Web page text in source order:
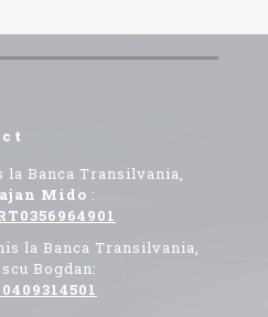
la Banca Transilvania,
Mido :
la Banca Transilvania,
Bogdan: